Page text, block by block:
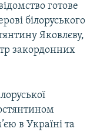
готове
білоруського
Яковлєву,
закордонних
в Україні та